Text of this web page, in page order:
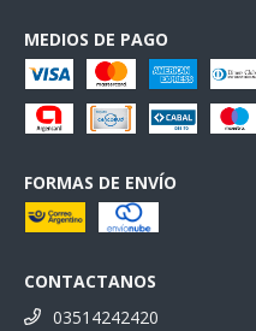
MEDIOS DE PAGO
FORMAS DE ENVÍO
CONTACTANOS
03514242420